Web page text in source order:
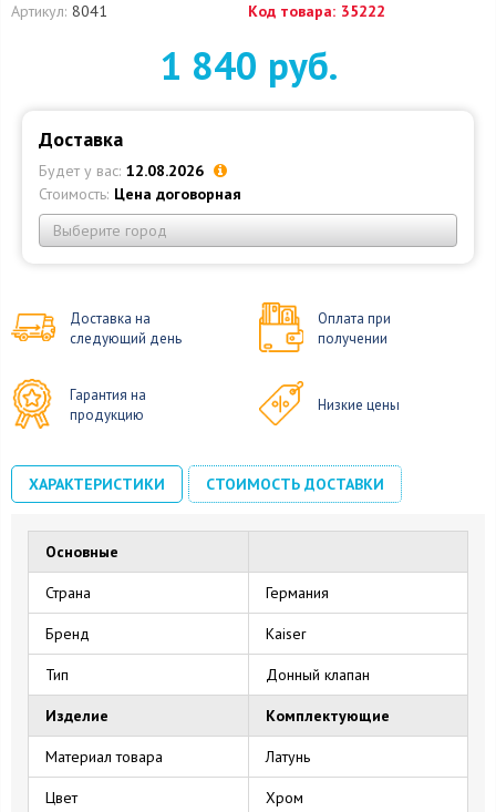
Артикул: 8041 Код товара: 35222
1 840 руб.
Доставка
Будет у вас: 12.08.2026
Стоимость: Цена договорная
Выберите город
Доставка на
следующий день
Оплата при
получении
Гарантия на
продукцию
Низкие цены
ХАРАКТЕРИСТИКИ СТОИМОСТЬ ДОСТАВКИ
Основные
Страна Германия
Бренд Kaiser
Тип Донный клапан
Изделие Комплектующие
Материал товара Латунь
Цвет Хром